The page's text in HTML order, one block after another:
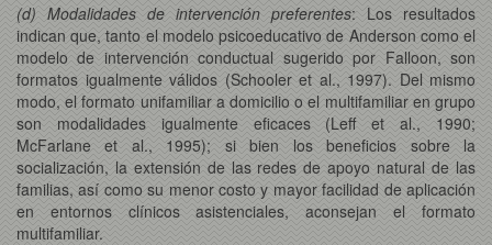
(d) Modalidades de intervención preferentes: Los resultados
indican que, tanto el modelo psicoeducativo de Anderson como el
modelo de intervención conductual sugerido por Falloon, son
formatos igualmente válidos (Schooler et al., 1997). Del mismo
modo, el formato unifamiliar a domicilio o el multifamiliar en grupo
son modalidades igualmente eficaces (Leff et al., 1990;
McFarlane et al., 1995); si bien los beneficios sobre la
socialización, la extensión de las redes de apoyo natural de las
familias, así como su menor costo y mayor facilidad de aplicación
en entornos clínicos asistenciales, aconsejan el formato
multifamiliar.